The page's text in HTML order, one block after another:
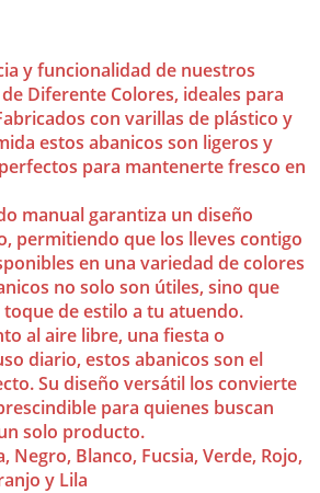
y funcionalidad de nuestros
Diferente Colores, ideales para
con varillas de plástico y
estos abanicos son ligeros y
para mantenerte fresco en
manual garantiza un diseño
permitiendo que los lleves contigo
en una variedad de colores
no solo son útiles, sino que
de estilo a tu atuendo.
al aire libre, una fiesta o
diario, estos abanicos son el
Su diseño versátil los convierte
para quienes buscan
solo producto.
Negro, Blanco, Fucsia, Verde, Rojo,
y Lila